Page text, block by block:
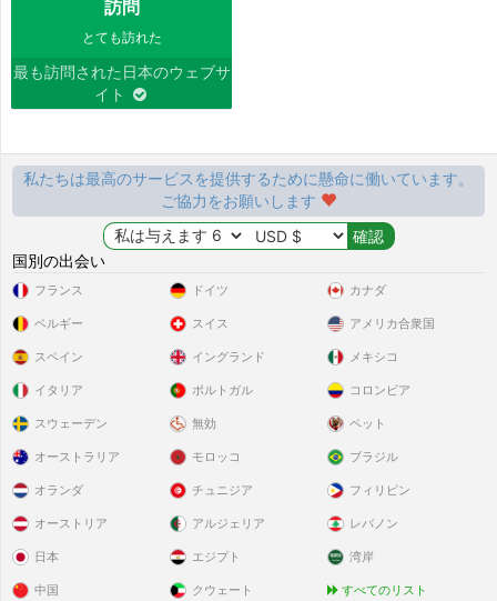
訪問
とても訪れた
最も訪問された日本のウェブサ
イト
私たちは最高のサービスを提供するために懸命に働いています。
ご協力をお願いします
国別の出会い
フランス
ベルギー
スペイン
イタリア
スウェーデン
ドイツ
スイス
イングランド
ポルトガル
無効
カナダ
アメリカ合衆国
メキシコ
コロンビア
ペット
オーストラリア
オランダ
オーストリア
日本
中国
モロッコ
チュニジア
アルジェリア
エジプト
クウェート
ブラジル
フィリピン
レバノン
湾岸
すべてのリスト